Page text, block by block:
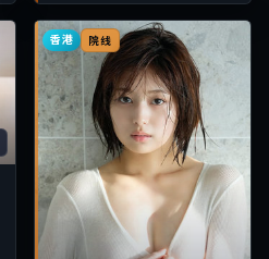
香港 院线